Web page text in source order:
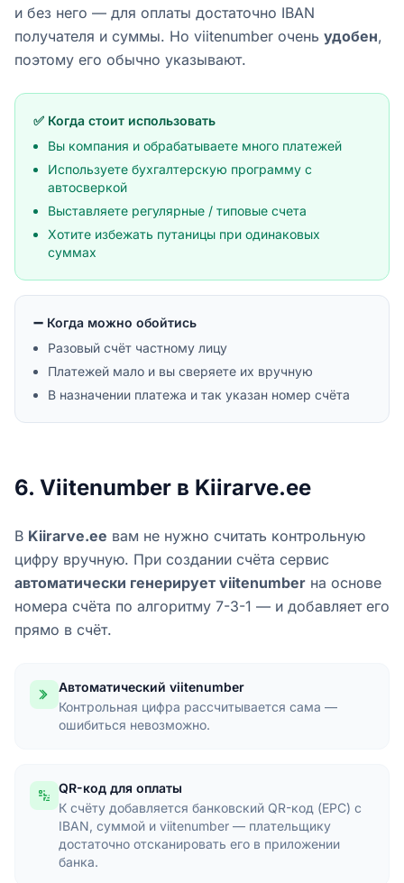
и без него — для оплаты достаточно IBAN
получателя и суммы. Но viitenumber очень удобен,
поэтому его обычно указывают.
✅ Когда стоит использовать
Вы компания и обрабатываете много платежей
Используете бухгалтерскую программу с
автосверкой
Выставляете регулярные / типовые счета
Хотите избежать путаницы при одинаковых
суммах
➖ Когда можно обойтись
Разовый счёт частному лицу
Платежей мало и вы сверяете их вручную
В назначении платежа и так указан номер счёта
6. Viitenumber в Kiirarve.ee
В Kiirarve.ee вам не нужно считать контрольную
цифру вручную. При создании счëта сервис
автоматически генерирует viitenumber на основе
номера счëта по алгоритму 7-3-1 — и добавляет его
прямо в счëт.
Автоматический viitenumber
Контрольная цифра рассчитывается сама —
ошибиться невозможно.
QR-код для оплаты
К счëту добавляется банковский QR-код (EPC) с
IBAN, суммой и viitenumber — плательщику
достаточно отсканировать его в приложении
банка.